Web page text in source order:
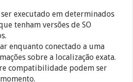
executado em determinados
tenham versões de SO
enquanto conectado a uma
sobre a localização exata.
compatibilidade podem ser